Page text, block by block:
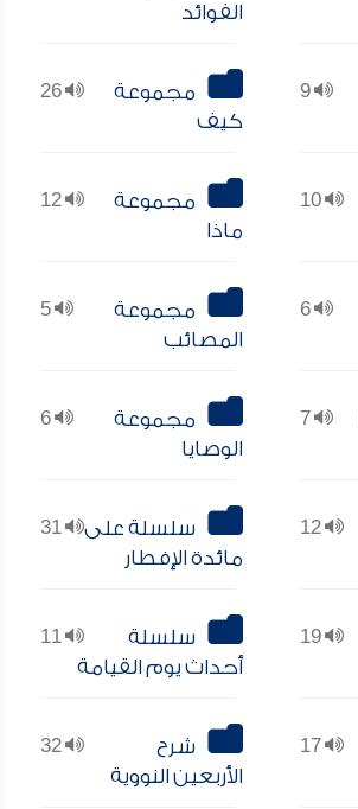
الفوائد
9
26
مجموعة
كيف
10
12
مجموعة
ماذا
6
5
مجموعة
المصائب
7
6
مجموعة
الوصايا
12
31
سلسلة على
مائدة الإفطار
19
11
سلسلة
أحداث يوم القيامة
17
32
شرح
الأربعين النووية